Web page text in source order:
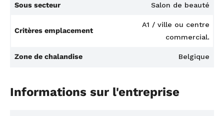
Sous secteur Salon de beauté
Critères emplacement
A1 / ville ou centre
commercial.
Zone de chalandise Belgique
Informations sur l'entreprise